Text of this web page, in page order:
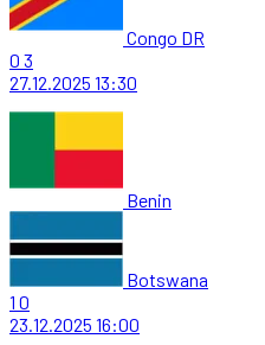
Congo DR
0 3
27.12.2025 13:30
Benin
Botswana
1 0
23.12.2025 16:00